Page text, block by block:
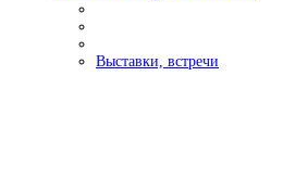
Выставки, встречи